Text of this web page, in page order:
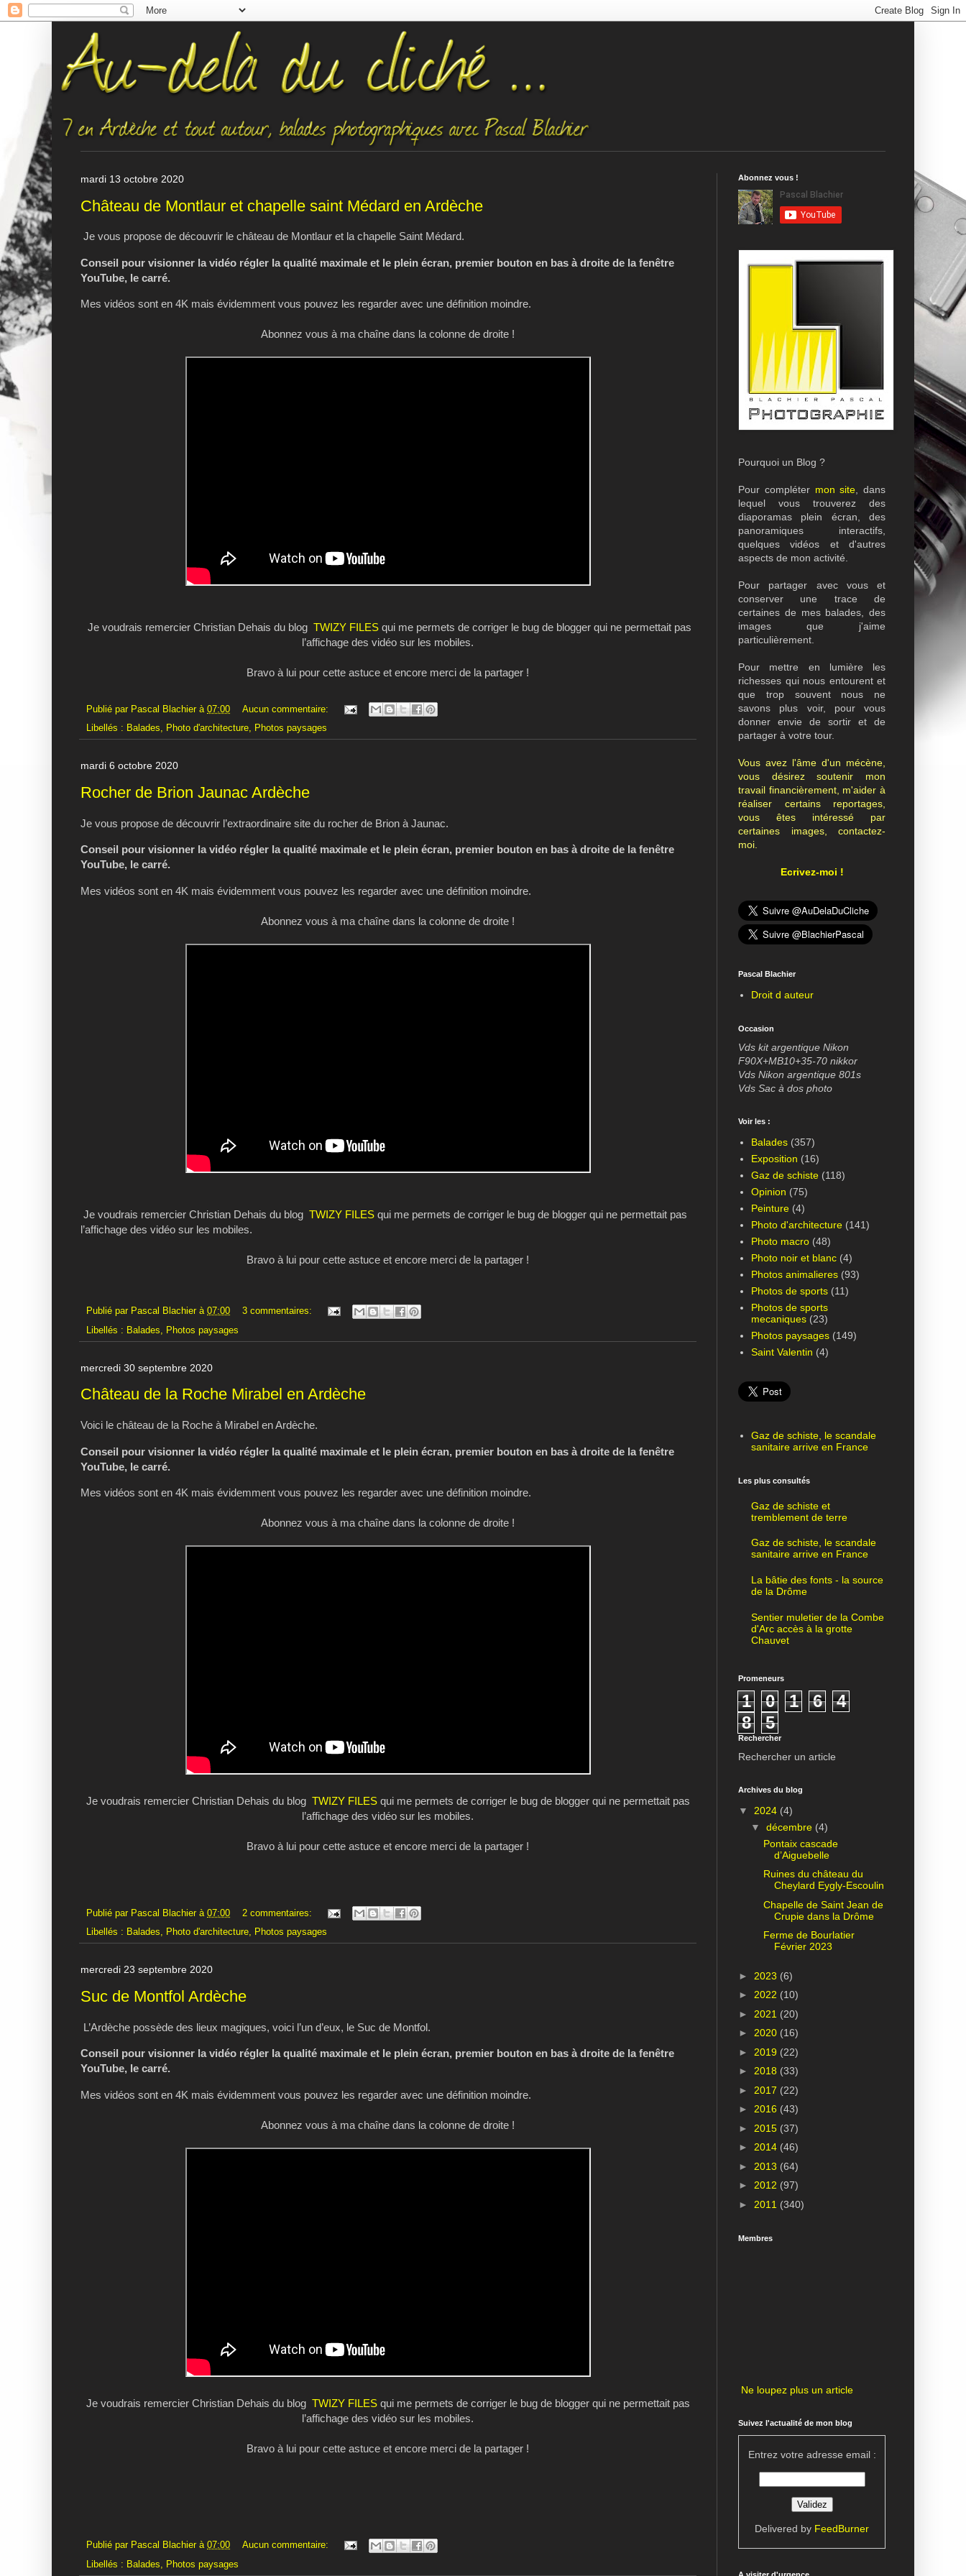
mardi 13 octobre 2020
Château de Montlaur et chapelle saint Médard en Ardèche
Je vous propose de découvrir le château de Montlaur et la chapelle Saint Médard.
Conseil pour visionner la vidéo régler la qualité maximale et le plein écran, premier bouton en bas à droite de la fenêtre
YouTube, le carré.
Mes vidéos sont en 4K mais évidemment vous pouvez les regarder avec une définition moindre.
Abonnez vous à ma chaîne dans la colonne de droite !
Je voudrais remercier Christian Dehais du blog TWIZY FILESqui me permets de corriger le bug de blogger qui ne permettait pas
l’affichage des vidéo sur les mobiles.
Bravo à lui pour cette astuce et encore merci de la partager !
Publié par Pascal Blachier à 07:00
Aucun commentaire:
Libellés : Balades, Photo d'architecture, Photos paysages
mardi 6 octobre 2020
Rocher de Brion Jaunac Ardèche
Je vous propose de découvrir l’extraordinaire site du rocher de Brion à Jaunac.
Conseil pour visionner la vidéo régler la qualité maximale et le plein écran, premier bouton en bas à droite de la fenêtre
YouTube, le carré.
Mes vidéos sont en 4K mais évidemment vous pouvez les regarder avec une définition moindre.
Abonnez vous à ma chaîne dans la colonne de droite !
Je voudrais remercier Christian Dehais du blog TWIZY FILES qui me permets de corriger le bug de blogger qui ne permettait pas
l’affichage des vidéo sur les mobiles.
Bravo à lui pour cette astuce et encore merci de la partager !
Publié par Pascal Blachier à 07:00
3 commentaires:
Libellés : Balades, Photos paysages
mercredi 30 septembre 2020
Château de la Roche Mirabel en Ardèche
Voici le château de la Roche à Mirabel en Ardèche.
Conseil pour visionner la vidéo régler la qualité maximale et le plein écran, premier bouton en bas à droite de la fenêtre
YouTube, le carré.
Mes vidéos sont en 4K mais évidemment vous pouvez les regarder avec une définition moindre.
Abonnez vous à ma chaîne dans la colonne de droite !
Je voudrais remercier Christian Dehais du blog TWIZY FILESqui me permets de corriger le bug de blogger qui ne permettait pas
l’affichage des vidéo sur les mobiles.
Bravo à lui pour cette astuce et encore merci de la partager !
Publié par Pascal Blachier à 07:00
2 commentaires:
Libellés : Balades, Photo d'architecture, Photos paysages
mercredi 23 septembre 2020
Suc de Montfol Ardèche
L’Ardèche possède des lieux magiques, voici l’un d’eux, le Suc de Montfol.
Conseil pour visionner la vidéo régler la qualité maximale et le plein écran, premier bouton en bas à droite de la fenêtre
YouTube, le carré.
Mes vidéos sont en 4K mais évidemment vous pouvez les regarder avec une définition moindre.
Abonnez vous à ma chaîne dans la colonne de droite !
Je voudrais remercier Christian Dehais du blog TWIZY FILESqui me permets de corriger le bug de blogger qui ne permettait pas
l’affichage des vidéo sur les mobiles.
Bravo à lui pour cette astuce et encore merci de la partager !
Publié par Pascal Blachier à 07:00
Aucun commentaire:
Libellés : Balades, Photos paysages
Abonnez vous !
Pourquoi un Blog ?
Pour compléter mon site , dans
lequel vous trouverez des
diaporamas plein écran, des
panoramiques interactifs,
quelques vidéos et d'autres
aspects de mon activité.
Pour partager avec vous et
conserver une trace de
certaines de mes balades, des
images que j'aime
particulièrement.
Pour mettre en lumière les
richesses qui nous entourent et
que trop souvent nous ne
savons plus voir, pour vous
donner envie de sortir et de
partager à votre tour.
Vous avez l'âme d'un mécène,
vous désirez soutenir mon
travail financièrement, m'aider à
réaliser certains reportages,
vous êtes intéressé par
certaines images, contactez-
moi.
Ecrivez-moi !
Pascal Blachier
Droit d auteur
Occasion
Vds kit argentique Nikon
F90X+MB10+35-70 nikkor
Vds Nikon argentique 801s
Vds Sac à dos photo
Voir les :
Balades (357)
Exposition (16)
Gaz de schiste (118)
Opinion (75)
Peinture (4)
Photo d'architecture (141)
Photo macro (48)
Photo noir et blanc (4)
Photos animalieres (93)
Photos de sports (11)
Photos de sports
mecaniques (23)
Photos paysages (149)
Saint Valentin (4)
Gaz de schiste, le scandale
sanitaire arrive en France
Les plus consultés
Gaz de schiste et
tremblement de terre
Gaz de schiste, le scandale
sanitaire arrive en France
La bâtie des fonts - la source
de la Drôme
Sentier muletier de la Combe
d'Arc accès à la grotte
Chauvet
Promeneurs
1 0 1 6
4
8
5
Rechercher
Rechercher un article
Archives du blog
▼ 2024 (4)
▼ décembre (4)
Pontaix cascade
d’Aiguebelle
Ruines du château du
Cheylard Eygly-Escoulin
Chapelle de Saint Jean de
Crupie dans la Drôme
Ferme de Bourlatier
Février 2023
► 2023 (6)
► 2022 (10)
► 2021 (20)
► 2020 (16)
► 2019 (22)
► 2018 (33)
► 2017 (22)
► 2016 (43)
► 2015 (37)
► 2014 (46)
► 2013 (64)
► 2012 (97)
► 2011 (340)
Membres
Ne loupez plus un article
Suivez l'actualité de mon blog
Entrez votre adresse email :
Delivered by FeedBurner